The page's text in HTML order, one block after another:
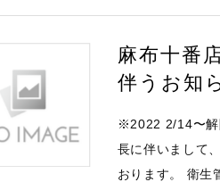
麻布十番
伴うお知
※2022 2/14〜解
長に伴いまして
おります。 衛生